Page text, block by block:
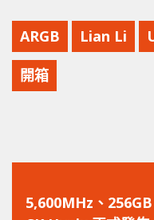
ARGB Lian Li
開箱
一
5,600MHz、